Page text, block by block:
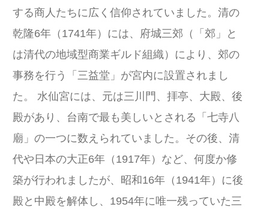
する商人たちに広く信仰されていました。清の
乾隆6年（1741年）には、府城三郊（「郊」と
は清代の地域型商業ギルド組織）により、郊の
事務を行う「三益堂」が宮内に設置されまし
た。 水仙宮には、元は三川門、拝亭、大殿、後
殿があり、台南で最も美しいとされる「七寺八
廟」の一つに数えられていました。その後、清
代や日本の大正6年（1917年）など、何度か修
築が行われましたが、昭和16年（1941年）に後
殿と中殿を解体し、1954年に唯一残っていた三